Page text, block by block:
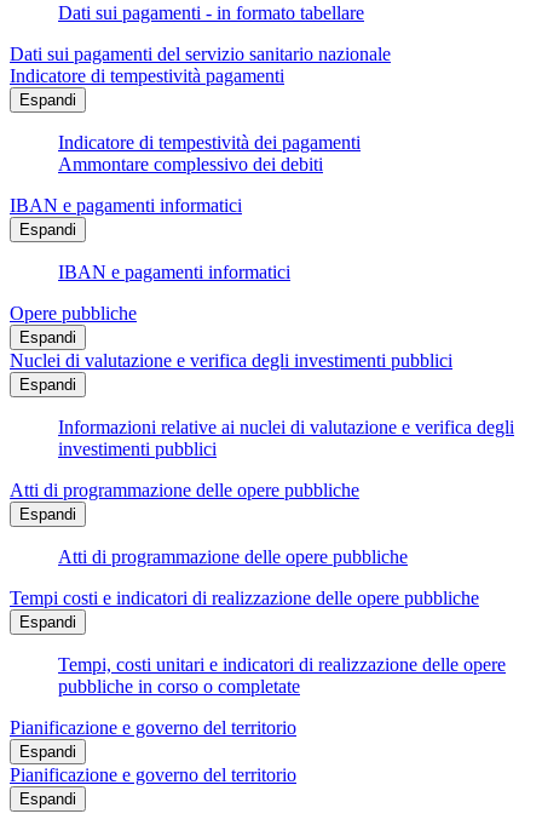
Dati sui pagamenti - in formato tabellare
Dati sui pagamenti del servizio sanitario nazionale
Indicatore di tempestività pagamenti
Espandi
Indicatore di tempestività dei pagamenti
Ammontare complessivo dei debiti
IBAN e pagamenti informatici
Espandi
IBAN e pagamenti informatici
Opere pubbliche
Espandi
Nuclei di valutazione e verifica degli investimenti pubblici
Espandi
Informazioni relative ai nuclei di valutazione e verifica degli
investimenti pubblici
Atti di programmazione delle opere pubbliche
Espandi
Atti di programmazione delle opere pubbliche
Tempi costi e indicatori di realizzazione delle opere pubbliche
Espandi
Tempi, costi unitari e indicatori di realizzazione delle opere
pubbliche in corso o completate
Pianificazione e governo del territorio
Espandi
Pianificazione e governo del territorio
Espandi